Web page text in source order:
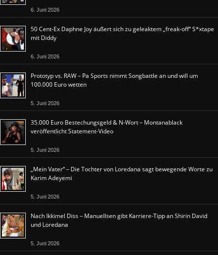
6. Juni 2026
50 Cent-Ex Daphne Joy äußert sich zu geleaktem „freak-off“ S*xtape
mit Diddy
6. Juni 2026
Prototyp vs. RAW – Pa Sports nimmt Songbattle an und will um
100.000 Euro wetten
5. Juni 2026
35.000 Euro Bestechungsgeld & N-Wort – Montanablack
veröffentlicht Statement-Video
5. Juni 2026
„Mein Vater“ – Die Tochter von Loredana sagt bewegende Worte zu
Karim Adeyemi
5. Juni 2026
Nach Ikkimel Diss – Manuellsen gibt Karriere-Tipp an Shirin David
und Loredana
5. Juni 2026